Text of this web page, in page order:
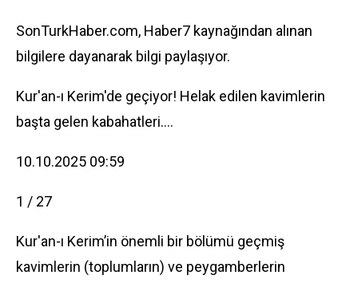
SonTurkHaber.com, Haber7 kaynağından alınan
bilgilere dayanarak bilgi paylaşıyor.
Kur'an-ı Kerim'de geçiyor! Helak edilen kavimlerin
başta gelen kabahatleri....
10.10.2025 09:59
1 / 27
Kur'an-ı Kerim’in önemli bir bölümü geçmiş
kavimlerin (toplumların) ve peygamberlerin